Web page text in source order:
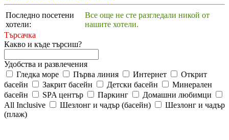
Последно посетени
хотели:
Все още не сте разгледали никой от
нашите хотели.
Търсачка
Какво и къде търсиш?
Удобства и развлечения
Гледка море
Първа линия Интернет
Открит
басейн
Закрит басейн Детски басейн
Минерален
басейн
SPA център Паркинг
Домашни любимци
All Inclusive
Шезлонг и чадър (басейн)
Шезлонг и чадър
(плаж)